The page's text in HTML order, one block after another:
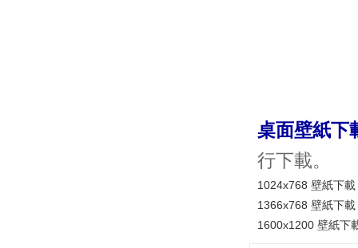
桌面壁紙下
行下載。
1024x768 壁紙下載
1366x768 壁紙下載
1600x1200 壁紙下